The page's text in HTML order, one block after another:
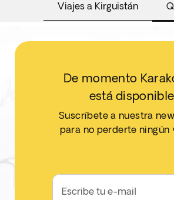
Viajes a Kirguistán
De momento
está disponible
Suscríbete a nuestra
para no perderte ningún
Escribe tu e-mail